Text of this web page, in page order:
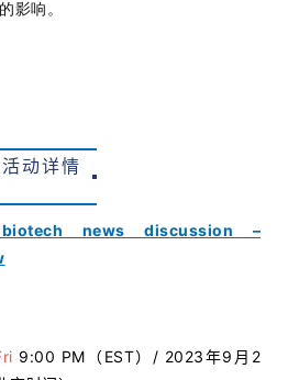
影响。
活动详情
news discussion –
9:00 PM（EST） / 2023年9月2